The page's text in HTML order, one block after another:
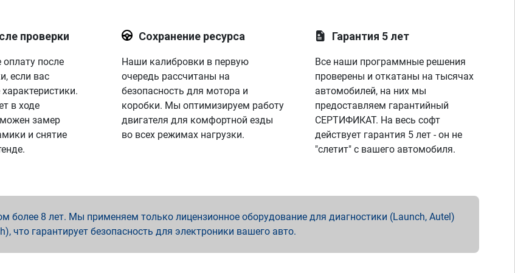
проверки
после
если вас
в ходе
замер
и снятие
Сохранение ресурса
Наши калибровки в первую
очередь рассчитаны на
безопасность для мотора и
коробки. Мы оптимизируем работу
двигателя для комфортной езды
во всех режимах нагрузки.
Гарантия 5 лет
Все наши программные решения
проверены и откатаны на тысячах
автомобилей, на них мы
предоставляем гарантийный
СЕРТИФИКАТ. На весь софт
действует гарантия 5 лет - он не
"слетит" с вашего автомобиля.
8 лет. Мы применяем только лицензионное оборудование для диагностики (Launch, Autel)
что гарантирует безопасность для электроники вашего авто.